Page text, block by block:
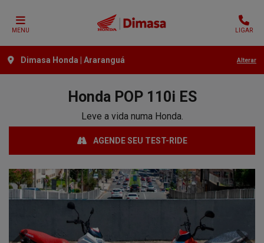
MENU LIGAR
Dimasa Honda | Araranguá Alterar
HondaPOP 110i ES
Leve a vida numa Honda.
AGENDE SEU TEST-RIDE